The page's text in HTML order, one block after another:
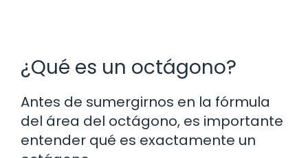
¿Qué es un octágono?
Antes de sumergirnos en la fórmula
del área del octágono, es importante
entender qué es exactamente un